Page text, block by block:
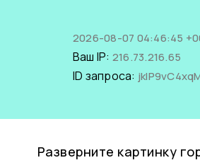
2026-08-07 04:46:45
Ваш IP: 216.73.216.65
ID запроса:
Разверните картинку